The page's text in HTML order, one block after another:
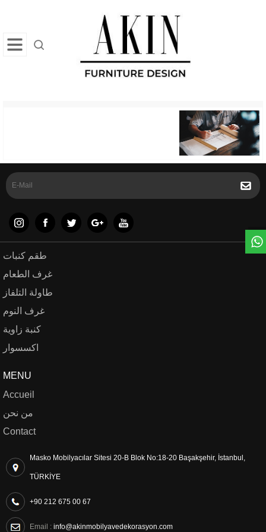
طقم كنبات
غرف الطعام
طاولة التلفاز
غرف النوم
كنبة زاوية
اكسسوار
MENU
Accueil
من نحن
Contact
Masko Mobilyacılar Sitesi 20-B Blok No:18-20 Başakşehir, İstanbul,
TÜRKİYE
+90 212 675 00 67
Email : info@akinmobilyavedekorasyon.com